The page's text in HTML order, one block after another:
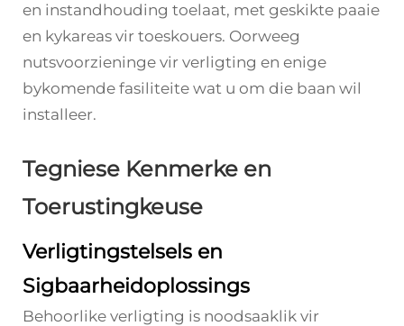
en instandhouding toelaat, met geskikte paaie
en kykareas vir toeskouers. Oorweeg
nutsvoorzieninge vir verligting en enige
bykomende fasiliteite wat u om die baan wil
installeer.
Tegniese Kenmerke en
Toerustingkeuse
Verligtingstelsels en
Sigbaarheidoplossings
Behoorlike verligting is noodsaaklik vir